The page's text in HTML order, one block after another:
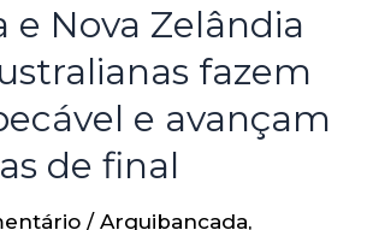
e Nova Zelândia
fazem
e avançam
de final
/ Arquibancada,